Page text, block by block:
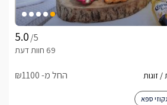
/5
החל מ- ₪1100
ספא